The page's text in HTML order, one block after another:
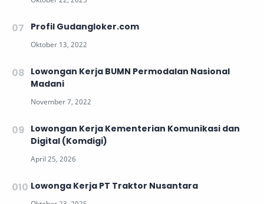
Profil Gudangloker.com
Lowongan Kerja BUMN Permodalan Nasional
Madani
Lowongan Kerja Kementerian Komunikasi dan
Digital (Komdigi)
Lowonga Kerja PT Traktor Nusantara